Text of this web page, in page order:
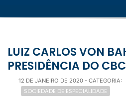
LUIZ CARLOS VON BAHTEN ASSUME
PRESIDÊNCIA DO CBC
12 DE JANEIRO DE 2020 - CATEGORIA:
SOCIEDADE DE ESPECIALIDADE